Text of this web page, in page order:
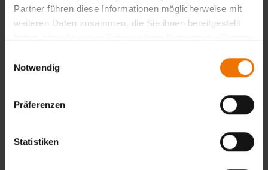
Partner führen diese Informationen möglicherweise mit
weiteren Daten zusammen, die Sie ihnen bereitgestellt
haben oder die sie im Rahmen Ihrer Nutzung der Dienste
Notwendig
Präferenzen
Statistiken